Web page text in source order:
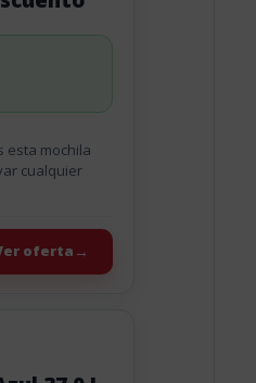
esta mochila
cualquier
oferta